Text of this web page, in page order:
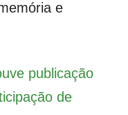
e
publicação
de